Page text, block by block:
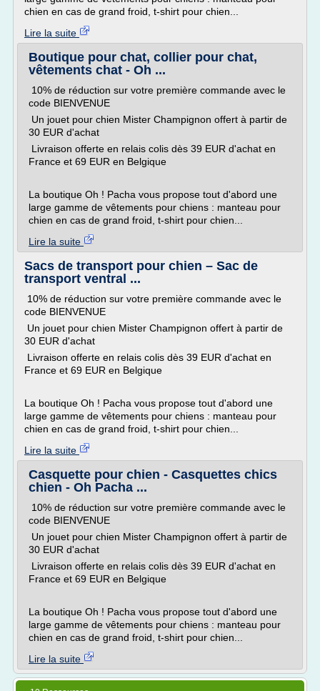
chien en cas de grand froid, t-shirt pour chien...
Lire la suite
Boutique pour chat, collier pour chat,
vêtements chat - Oh ...
10% de réduction sur votre première commande avec le
code BIENVENUE
Un jouet pour chien Mister Champignon offert à partir de
30 EUR d'achat
Livraison offerte en relais colis dès 39 EUR d'achat en
France et 69 EUR en Belgique
La boutique Oh ! Pacha vous propose tout d'abord une
large gamme de vêtements pour chiens : manteau pour
chien en cas de grand froid, t-shirt pour chien...
Lire la suite
Sacs de transport pour chien – Sac de
transport ventral ...
10% de réduction sur votre première commande avec le
code BIENVENUE
Un jouet pour chien Mister Champignon offert à partir de
30 EUR d'achat
Livraison offerte en relais colis dès 39 EUR d'achat en
France et 69 EUR en Belgique
La boutique Oh ! Pacha vous propose tout d'abord une
large gamme de vêtements pour chiens : manteau pour
chien en cas de grand froid, t-shirt pour chien...
Lire la suite
Casquette pour chien - Casquettes chics
chien - Oh Pacha ...
10% de réduction sur votre première commande avec le
code BIENVENUE
Un jouet pour chien Mister Champignon offert à partir de
30 EUR d'achat
Livraison offerte en relais colis dès 39 EUR d'achat en
France et 69 EUR en Belgique
La boutique Oh ! Pacha vous propose tout d'abord une
large gamme de vêtements pour chiens : manteau pour
chien en cas de grand froid, t-shirt pour chien...
Lire la suite